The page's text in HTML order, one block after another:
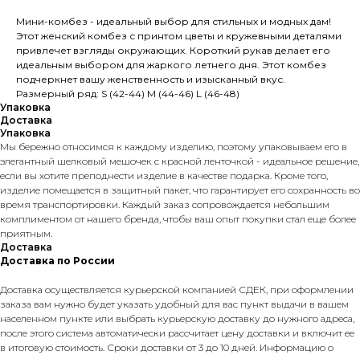
Мини-комбез - идеальный выбор для стильных и модных дам!
Этот женский комбез с принтом цветы и кружевными деталями
привлечет взгляды окружающих. Короткий рукав делает его
идеальным выбором для жаркого летнего дня. Этот комбез
подчеркнет вашу женственность и изысканный вкус.
Размерный ряд: S (42-44) М (44-46) L (46-48)
Упаковка
Доставка
Упаковка
Мы бережно относимся к каждому изделию, поэтому упаковываем его в
элегантный шелковый мешочек с красной ленточкой - идеальное решение,
если вы хотите преподнести изделие в качестве подарка. Кроме того,
изделие помещается в защитный пакет, что гарантирует его сохранность во
время транспортировки. Каждый заказ сопровождается небольшим
комплиментом от нашего бренда, чтобы ваш опыт покупки стал еще более
приятным.
Доставка
Доставка по России
Доставка осуществляется курьерской компанией СДЕК, при оформлении
заказа вам нужно будет указать удобный для вас пункт выдачи в вашем
населенном пункте или выбрать курьерскую доставку до нужного адреса,
после этого система автоматически рассчитает цену доставки и включит ее
в итоговую стоимость. Сроки доставки от 3 до 10 дней. Информацию о